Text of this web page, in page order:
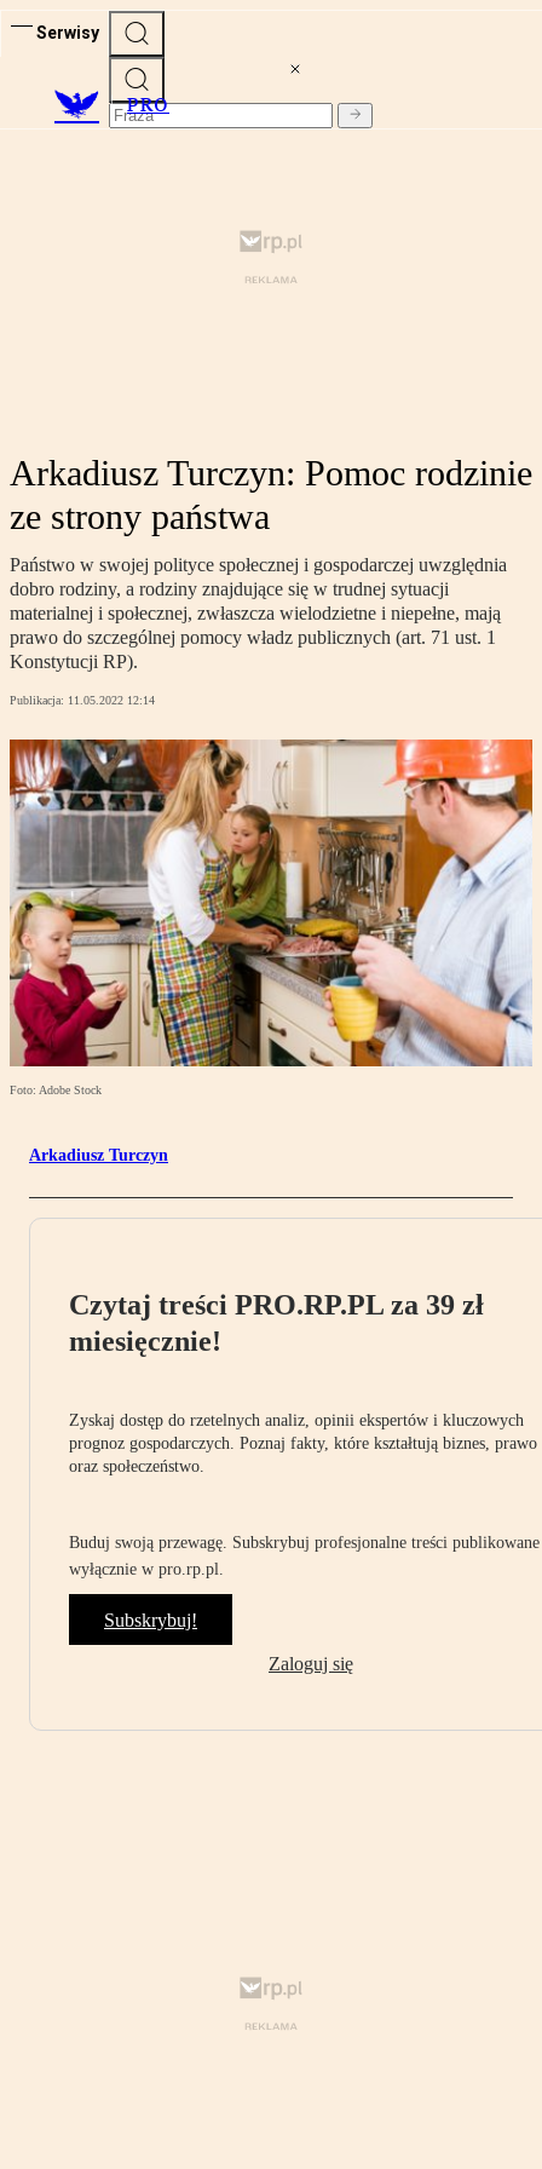
Serwisy
PRO
Arkadiusz Turczyn: Pomoc rodzinie
ze strony państwa
Państwo w swojej polityce społecznej i gospodarczej uwzględnia
dobro rodziny, a rodziny znajdujące się w trudnej sytuacji
materialnej i społecznej, zwłaszcza wielodzietne i niepełne, mają
prawo do szczególnej pomocy władz publicznych (art. 71 ust. 1
Konstytucji RP).
Publikacja: 11.05.2022 12:14
Foto: Adobe Stock
Arkadiusz Turczyn
Czytaj treści PRO.RP.PL za 39 zł
miesięcznie!
Zyskaj dostęp do rzetelnych analiz, opinii ekspertów i kluczowych
prognoz gospodarczych. Poznaj fakty, które kształtują biznes, prawo
oraz społeczeństwo.
Buduj swoją przewagę. Subskrybuj profesjonalne treści publikowane
wyłącznie w pro.rp.pl.
Subskrybuj!
Zaloguj się